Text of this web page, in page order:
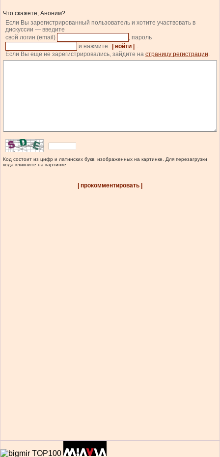
Что скажете, Аноним?
Если Вы зарегистрированный пользователь и хотите участвовать в
дискуссии — введите
свой логин (email)
, пароль
и нажмите
| войти |
.
Если Вы еще не зарегистрировались, зайдите на страницу регистрации.
Код состоит из цифр и латинских букв, изображенных на картинке. Для перезагрузки
кода кликните на картинке.
| прокомментировать |